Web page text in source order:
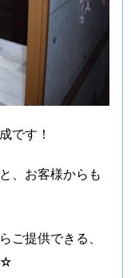
です！
、お客様からも
ご提供できる、
☆